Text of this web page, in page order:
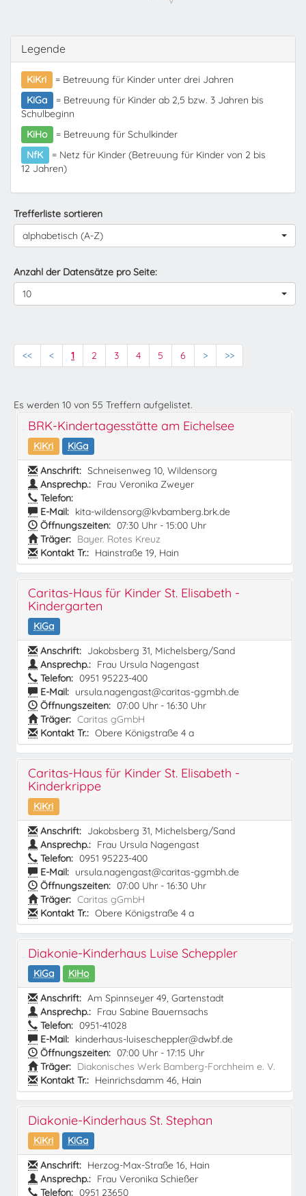
Legende
KiKri
= Betreuung für Kinder unter drei Jahren
KiGa
= Betreuung für Kinder ab 2,5 bzw. 3 Jahren bis
Schulbeginn
KiHo
= Betreuung für Schulkinder
NfK
= Netz für Kinder (Betreuung für Kinder von 2 bis
12 Jahren)
Trefferliste sortieren
alphabetisch (A-Z)
Anzahl der Datensätze pro Seite:
10
<< < 1 2 3 4 5 6 > >>
Es werden 10 von 55 Treffern aufgelistet.
BRK-Kindertagesstätte am Eichelsee
KiKri
KiGa
Anschrift: Schneisenweg 10, Wildensorg
Ansprechp.: Frau Veronika Zweyer
Telefon:
E-Mail: kita-wildensorg@kvbamberg.brk.de
Öffnungszeiten: 07:30 Uhr - 15:00 Uhr
Träger: Bayer. Rotes Kreuz
Kontakt Tr.: Hainstraße 19, Hain
Caritas-Haus für Kinder St. Elisabeth -
Kindergarten
KiGa
Anschrift: Jakobsberg 31, Michelsberg/Sand
Ansprechp.: Frau Ursula Nagengast
Telefon: 0951 95223-400
E-Mail: ursula.nagengast@caritas-ggmbh.de
Öffnungszeiten: 07:00 Uhr - 16:30 Uhr
Träger: Caritas gGmbH
Kontakt Tr.: Obere Königstraße 4 a
Caritas-Haus für Kinder St. Elisabeth -
Kinderkrippe
KiKri
Anschrift: Jakobsberg 31, Michelsberg/Sand
Ansprechp.: Frau Ursula Nagengast
Telefon: 0951 95223-400
E-Mail: ursula.nagengast@caritas-ggmbh.de
Öffnungszeiten: 07:00 Uhr - 16:30 Uhr
Träger: Caritas gGmbH
Kontakt Tr.: Obere Königstraße 4 a
Diakonie-Kinderhaus Luise Scheppler
KiGa
KiHo
Anschrift: Am Spinnseyer 49, Gartenstadt
Ansprechp.: Frau Sabine Bauernsachs
Telefon: 0951-41028
E-Mail: kinderhaus-luisescheppler@dwbf.de
Öffnungszeiten: 07:00 Uhr - 17:15 Uhr
Träger: Diakonisches Werk Bamberg-Forchheim e. V.
Kontakt Tr.: Heinrichsdamm 46, Hain
Diakonie-Kinderhaus St. Stephan
KiKri
KiGa
Anschrift: Herzog-Max-Straße 16, Hain
Ansprechp.: Frau Veronika Schießer
Telefon: 0951 23650